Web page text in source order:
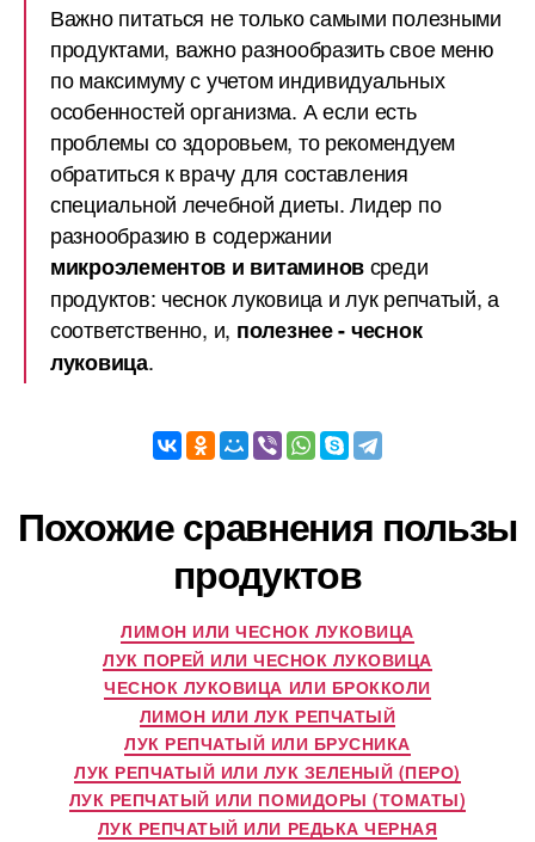
Важно питаться не только самыми полезными
продуктами, важно разнообразить свое меню
по максимуму с учетом индивидуальных
особенностей организма. А если есть
проблемы со здоровьем, то рекомендуем
обратиться к врачу для составления
специальной лечебной диеты. Лидер по
разнообразию в содержании
микроэлементов и витаминовсреди
продуктов: чеснок луковица и лук репчатый, а
соответственно, и, полезнее - чеснок
луковица.
Похожие сравнения пользы
продуктов
ЛИМОН ИЛИ ЧЕСНОК ЛУКОВИЦА
ЛУК ПОРЕЙ ИЛИ ЧЕСНОК ЛУКОВИЦА
ЧЕСНОК ЛУКОВИЦА ИЛИ БРОККОЛИ
ЛИМОН ИЛИ ЛУК РЕПЧАТЫЙ
ЛУК РЕПЧАТЫЙ ИЛИ БРУСНИКА
ЛУК РЕПЧАТЫЙ ИЛИ ЛУК ЗЕЛЕНЫЙ (ПЕРО)
ЛУК РЕПЧАТЫЙ ИЛИ ПОМИДОРЫ (ТОМАТЫ)
ЛУК РЕПЧАТЫЙ ИЛИ РЕДЬКА ЧЕРНАЯ